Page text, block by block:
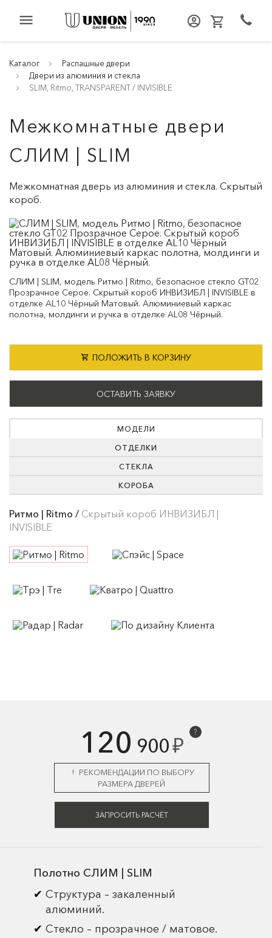
menu
Каталог
Распашные двери
Двери из алюминия и стекла
SLIM, Ritmo, TRANSPARENT / INVISIBLE
Межкомнатные двери
СЛИМ | SLIM
Межкомнатная дверь из алюминия и стекла. Скрытый
короб.
СЛИМ | SLIM, модель Ритмо | Ritmo, безопасное стекло GT02
Прозрачное Серое. Скрытый короб ИНВИЗИБЛ | INVISIBLE в
отделке AL10 Чёрный Матовый. Алюминиевый каркас
полотна, молдинги и ручка в отделке AL08 Чёрный.
ПОЛОЖИТЬ В КОРЗИНУ
ОСТАВИТЬ ЗАЯВКУ
МОДЕЛИ
ОТДЕЛКИ
СТЕКЛА
КОРОБА
Ритмо | Ritmo / Скрытый короб ИНВИЗИБЛ |
INVISIBLE
120 900₽
?
РЕКОМЕНДАЦИИ ПО ВЫБОРУ
РАЗМЕРА ДВЕРЕЙ
ЗАПРОСИТЬ РАСЧЁТ
Полотно СЛИМ | SLIM
Структура – закаленный
алюминий.
Стекло – прозрачное / матовое.